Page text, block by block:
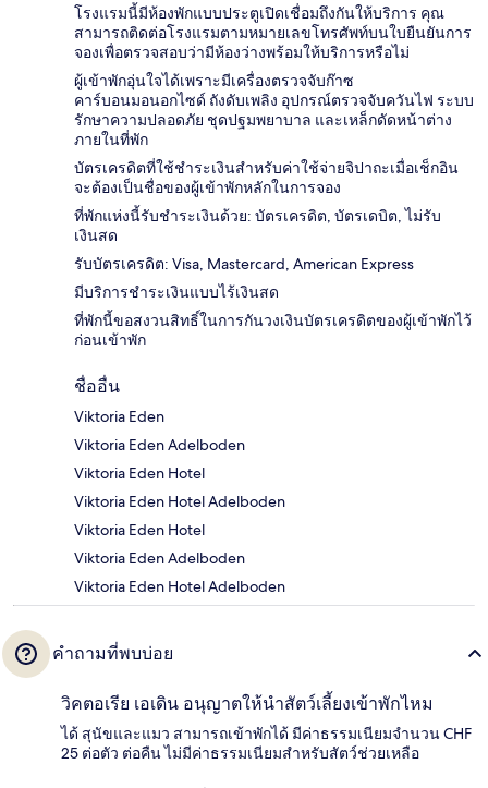
โรงแรมนี้มีห้องพักแบบประตูเปิดเชื่อมถึงกันให้บริการ คุณ
สามารถติดต่อโรงแรมตามหมายเลขโทรศัพท์บนใบยืนยันการ
จองเพื่อตรวจสอบว่ามีห้องว่างพร้อมให้บริการหรือไม่
ผู้เข้าพักอุ่นใจได้เพราะมีเครื่องตรวจจับก๊าซ
คาร์บอนมอนอกไซด์ ถังดับเพลิง อุปกรณ์ตรวจจับควันไฟ ระบบ
รักษาความปลอดภัย ชุดปฐมพยาบาล และเหล็กดัดหน้าต่าง
ภายในที่พัก
บัตรเครดิตที่ใช้ชำระเงินสำหรับค่าใช้จ่ายจิปาถะเมื่อเช็กอิน
จะต้องเป็นชื่อของผู้เข้าพักหลักในการจอง
ที่พักแห่งนี้รับชำระเงินด้วย: บัตรเครดิต, บัตรเดบิต, ไม่รับ
เงินสด
รับบัตรเครดิต: Visa, Mastercard, American Express
มีบริการชำระเงินแบบไร้เงินสด
ที่พักนี้ขอสงวนสิทธิ์ในการกันวงเงินบัตรเครดิตของผู้เข้าพักไว้
ก่อนเข้าพัก
ชื่ออื่น
Viktoria Eden
Viktoria Eden Adelboden
Viktoria Eden Hotel
Viktoria Eden Hotel Adelboden
Viktoria Eden Hotel
Viktoria Eden Adelboden
Viktoria Eden Hotel Adelboden
คำถามที่พบบ่อย
วิคตอเรีย เอเดิน อนุญาตให้นำสัตว์เลี้ยงเข้าพักไหม
ได้ สุนัขและแมว สามารถเข้าพักได้ มีค่าธรรมเนียมจำนวน CHF
25 ต่อตัว ต่อคืน ไม่มีค่าธรรมเนียมสำหรับสัตว์ช่วยเหลือ